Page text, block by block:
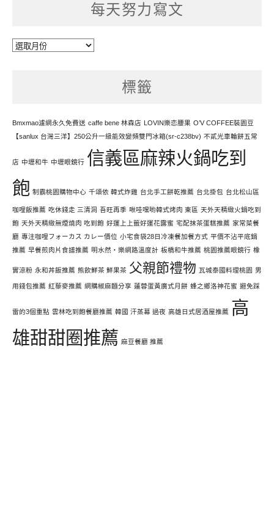
每天努力寫文
每
標籤
Bmxmao濾網永久免費送 caffe bene 林森店 LOVIN樂恋腰果 O’V COFFEE裝園豆
【sanlux 台灣三洋】250公升一級能效變頻雙門冰箱(sr-c238bv) 不貳光車輪餅五常
店 中壢和牛 中壢眼鏡行 信義區麻辣火鍋吃到
飽 制霸桃園購物中心 千頌依 韓式炸雞 台北手工餅乾推薦 台北掛包 台北松山區
咖哩飯推薦 吃休錢走 三清洞 吾旺再季 啾哇嘿喲韓式烤肉 東區 天外天精緻火鍋吃到
飽 天外天精緻無煙燒肉 吃到飽 好運上上籤好運花露蜜 宅配抹茶蛋糕推薦 家常菜餐
廳 專注咖哩フォーカス カレー價位 小宅食袋28日冷凍餐加餐方式 平價不沾平底鍋
推薦 早餐煎肉片食譜推薦 明水然・樂網路溫度計 板橋和牛推薦 桃園推薦眼鏡行 橡
實涼粉 永和丼飯推薦 熊飲鮮茶 鮮果茶 父親節禮物 瓦城泰國料理桃園 男
用錢包推薦 紅藜麥推薦 網購椒麻麵分享 蓮蓉蛋黃廣式月餅 蜂之鄉洛神花蜜 避免踩
雷的3個重點 雲林吃到飽餐廳推薦 韓國 汗蒸幕 過夜 高雄日式居酒屋推薦 高
雄甜甜圈推薦 麻豆餐廳 推薦